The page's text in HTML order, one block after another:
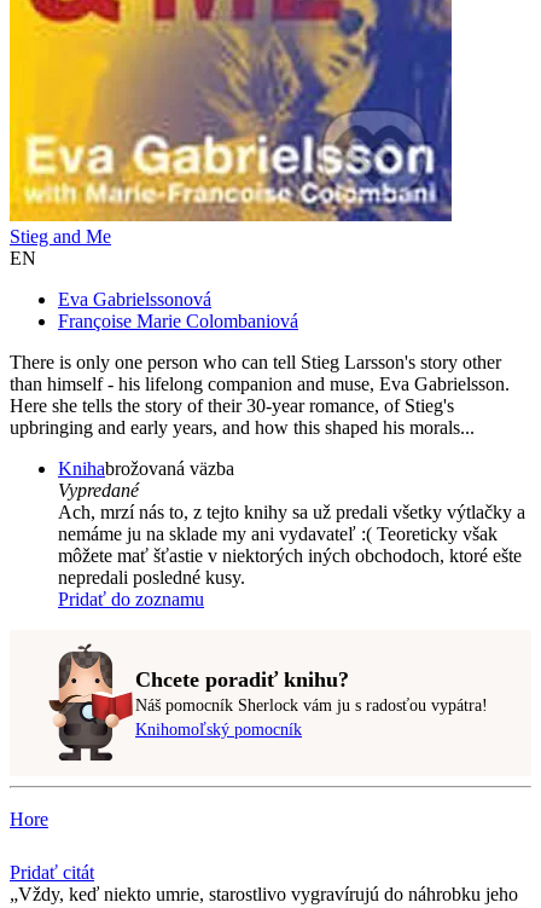
Stieg and Me
EN
Eva Gabrielssonová
Françoise Marie Colombaniová
There is only one person who can tell Stieg Larsson's story other
than himself - his lifelong companion and muse, Eva Gabrielsson.
Here she tells the story of their 30-year romance, of Stieg's
upbringing and early years, and how this shaped his morals...
Knihabrožovaná väzba
Vypredané
Ach, mrzí nás to, z tejto knihy sa už predali všetky výtlačky a
nemáme ju na sklade my ani vydavateľ :( Teoreticky však
môžete mať šťastie v niektorých iných obchodoch, ktoré ešte
nepredali posledné kusy.
Pridať do zoznamu
Chcete poradiť knihu?
Náš pomocník Sherlock vám ju s radosťou vypátra!
Knihomoľský pomocník
Hore
Pridať citát
Vždy, keď niekto umrie, starostlivo vygravírujú do náhrobku jeho